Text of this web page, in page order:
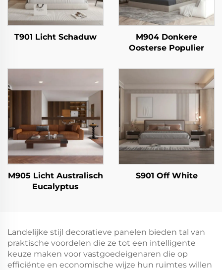
T901 Licht Schaduw
M904 Donkere
Oosterse Populier
M905 Licht Australisch
Eucalyptus
S901 Off White
Landelijke stijl decoratieve panelen bieden tal van
praktische voordelen die ze tot een intelligente
keuze maken voor vastgoedeigenaren die op
efficiënte en economische wijze hun ruimtes willen